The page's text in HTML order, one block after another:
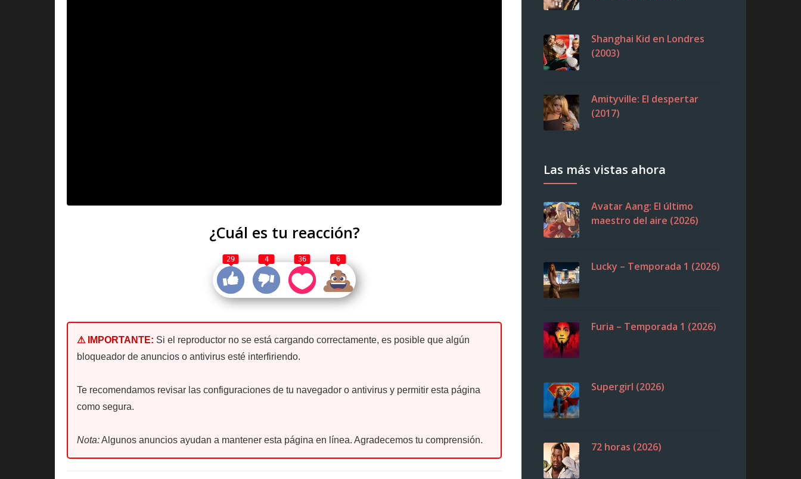
¿Cuál es tu reacción?
29 4 36 6
⚠ IMPORTANTE: Si el reproductor no se está cargando correctamente, es posible que algún
bloqueador de anuncios o antivirus esté interfiriendo.
Te recomendamos revisar las configuraciones de tu navegador o antivirus y permitir esta página
como segura.
Nota:Algunos anuncios ayudan a mantener esta página en línea. Agradecemos tu comprensión.
Shanghai Kid en Londres
(2003)
Amityville: El despertar
(2017)
Las más vistas ahora
Avatar Aang: El último
maestro del aire (2026)
Lucky – Temporada 1 (2026)
Furia – Temporada 1 (2026)
Supergirl (2026)
72 horas (2026)